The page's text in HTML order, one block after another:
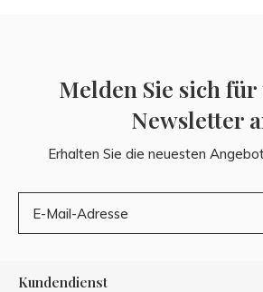
Melden Sie sich für
Newsletter
Erhalten Sie die neuesten
Kundendienst